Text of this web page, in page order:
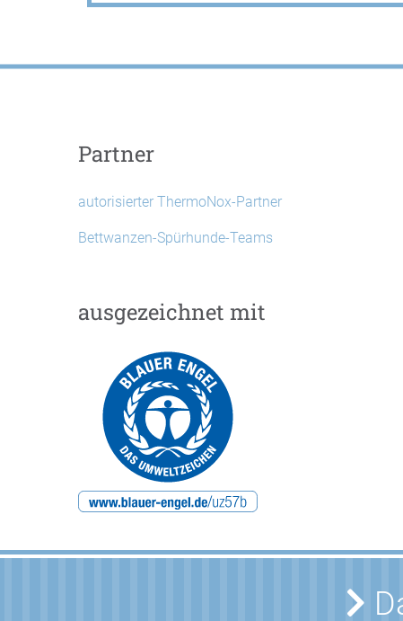
Partner
autorisierter ThermoNox-Partner
Bettwanzen-Spürhunde-Teams
ausgezeichnet mit